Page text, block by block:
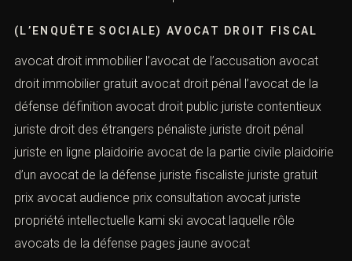
(L’ENQUÊTE SOCIALE) AVOCAT DROIT FISCAL
avocat droit immobilier l’avocat de l’accusation avocat
droit immobilier gratuit avocat droit pénal l’avocat de la
défense définition avocat droit public juriste contentieux
juriste droit des étrangers pénaliste juriste droit pénal
juriste en ligne plaidoirie avocat de la partie civile plaidoirie
d’un avocat de la défense juriste fiscaliste juriste gratuit
prix avocat audience prix consultation avocat juriste
propriété intellectuelle kami ski avocat laquelle rôle
avocats de la défense pages jaune avocat